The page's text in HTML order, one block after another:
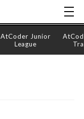
AtCoder Junior
League